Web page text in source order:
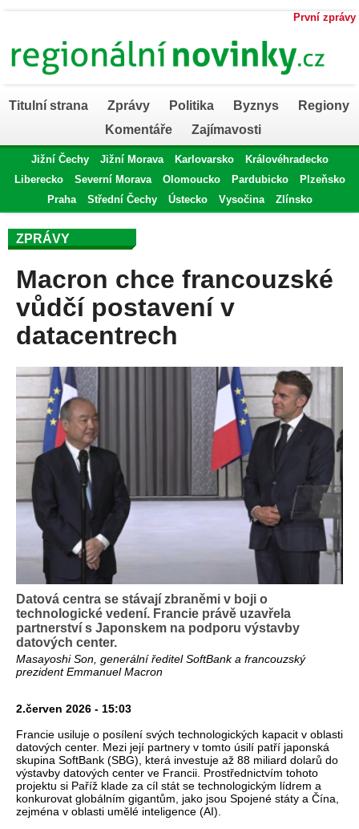
První zprávy
Titulní strana Zprávy Politika Byznys
Regiony
Komentáře
Zajímavosti
Jižní Čechy Jižní Morava Karlovarsko
Královéhradecko
Liberecko
Severní Morava Olomoucko Pardubicko
Plzeňsko
Praha
Střední Čechy Ústecko Vysočina Zlínsko
ZPRÁVY
Macron chce francouzské
vůdčí postavení v
datacentrech
Datová centra se stávají zbraněmi v boji o
technologické vedení. Francie právě uzavřela
partnerství s Japonskem na podporu výstavby
datových center.
Masayoshi Son, generální ředitel SoftBank a francouzský
prezident Emmanuel Macron
2.červen 2026 - 15:03
Francie usiluje o posílení svých technologických kapacit v oblasti
datových center. Mezi její partnery v tomto úsilí patří japonská
skupina SoftBank (SBG), která investuje až 88 miliard dolarů do
výstavby datových center ve Francii. Prostřednictvím tohoto
projektu si Paříž klade za cíl stát se technologickým lídrem a
konkurovat globálním gigantům, jako jsou Spojené státy a Čína,
zejména v oblasti umělé inteligence (AI).